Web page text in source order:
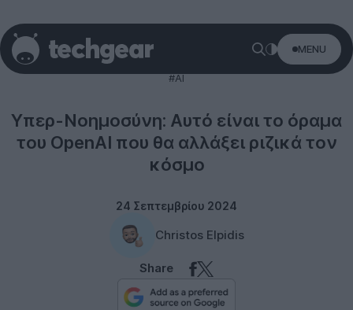
MENU
Technology
#AI
Υπερ-Νοημοσύνη: Αυτό είναι το όραμα
του OpenAI που θα αλλάξει ριζικά τον
κόσμο
24 Σεπτεμβρίου 2024
Christos Elpidis
Share